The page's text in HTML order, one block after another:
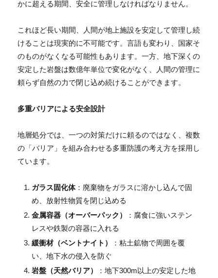
かに超える期間、安全に管理しなければなりません。
これほど長い期間、人間が地上施設を安定して管理し続
けることは現実的に不可能です。言語も変わり、国家そ
のものがなくなる可能性もあります。一方、地下深くの
安定した岩盤は数億年単位で変化がなく、人間の管理に
頼らず自然の力で閉じ込め続けることができます。
多重バリアによる安全設計
地層処分では、一つの対策だけに頼るのではなく、複数
の「バリア」を組み合わせる多重防護の考え方を採用し
ています。
ガラス固化体：廃棄物をガラスに溶かし込んで固
め、放射性物質を閉じ込める
金属容器（オーバーパック）
：腐食に強いステン
レスや鉄製の容器に入れる
緩衝材（ベントナイト）
：粘土鉱物で周囲を覆
い、地下水の侵入を防ぐ
岩盤（天然バリア）
：地下300m以上の安定した地